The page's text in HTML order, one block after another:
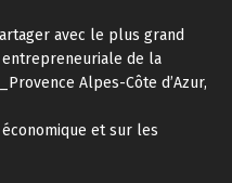
avec le plus grand
entrepreneuriale de la
Alpes-Côte d’Azur,
et sur les